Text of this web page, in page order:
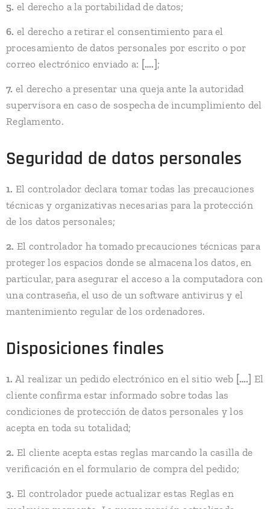
5. el derecho a la portabilidad de datos;
6. el derecho a retirar el consentimiento para el
procesamiento de datos personales por escrito o por
correo electrónico enviado a: [….] ;
7. el derecho a presentar una queja ante la autoridad
supervisora en caso de sospecha de incumplimiento del
Reglamento.
Seguridad de datos personales
1. El controlador declara tomar todas las precauciones
técnicas y organizativas necesarias para la protección
de los datos personales;
2. El controlador ha tomado precauciones técnicas para
proteger los espacios donde se almacena los datos, en
particular, para asegurar el acceso a la computadora con
una contraseña, el uso de un software antivirus y el
mantenimiento regular de los ordenadores.
Disposiciones finales
1. Al realizar un pedido electrónico en el sitio web [….] El
cliente confirma estar informado sobre todas las
condiciones de protección de datos personales y los
acepta en toda su totalidad;
2. El cliente acepta estas reglas marcando la casilla de
verificación en el formulario de compra del pedido;
3. El controlador puede actualizar estas Reglas en